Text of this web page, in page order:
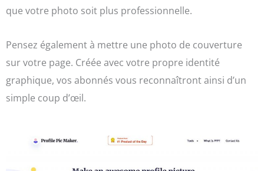
que votre photo soit plus professionnelle.
Pensez également à mettre une photo de couverture
sur votre page. Créée avec votre propre identité
graphique, vos abonnés vous reconnaîtront ainsi d’un
simple coup d’œil.